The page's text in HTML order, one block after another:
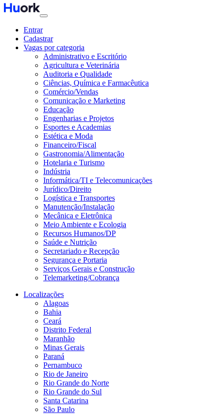
Entrar
Cadastrar
Vagas por categoria
Administrativo e Escritório
Agricultura e Veterinária
Auditoria e Qualidade
Ciências, Química e Farmacêutica
Comércio/Vendas
Comunicação e Marketing
Educação
Engenharias e Projetos
Esportes e Academias
Estética e Moda
Financeiro/Fiscal
Gastronomia/Alimentação
Hotelaria e Turismo
Indústria
Informática/TI e Telecomunicações
Jurídico/Direito
Logística e Transportes
Manutenção/Instalação
Mecânica e Eletrônica
Meio Ambiente e Ecologia
Recursos Humanos/DP
Saúde e Nutrição
Secretariado e Recepção
Segurança e Portaria
Serviços Gerais e Construção
Telemarketing/Cobrança
Localizações
Alagoas
Bahia
Ceará
Distrito Federal
Maranhão
Minas Gerais
Paraná
Pernambuco
Rio de Janeiro
Rio Grande do Norte
Rio Grande do Sul
Santa Catarina
São Paulo